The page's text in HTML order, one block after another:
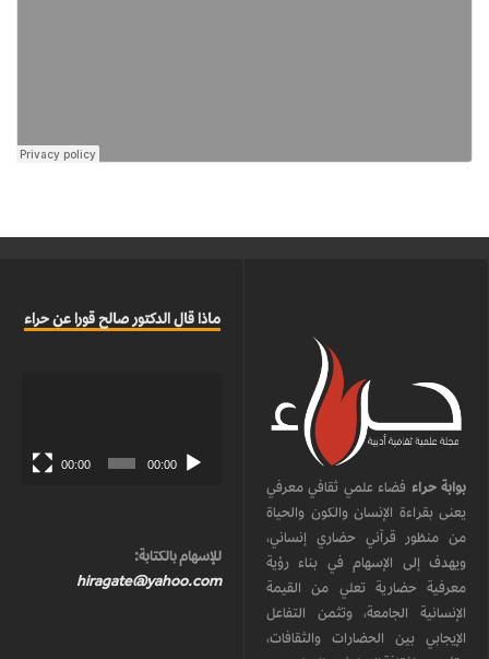
بوابة حراء فضاء علمي ثقافي معرفي
يعنى بقراءة الإنسان والكون والحياة
من منظور قرآني حضاري إنساني،
ويهدف إلى الإسهام في بناء رؤية
معرفية حضارية تعلي من القيمة
الإنسانية الجامعة، وتثمن التفاعل
الإيجابي بين الحضارات والثقافات،
ماذا قال الدكتور صالح قورا عن حراء
00:00
00:00
للإسهام بالكتابة:
hiragate@yahoo.com